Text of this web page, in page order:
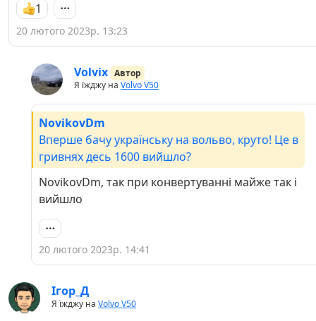
1
20 лютого 2023р. 13:23
Volvix Автор
Я їжджу на Volvo V50
NovikovDm
Вперше бачу українську на вольво, круто! Це в
гривнях десь 1600 вийшло?
NovikovDm, так при конвертуванні майже так і
вийшло
20 лютого 2023р. 14:41
Ігор_Д
Я їжджу на Volvo V50